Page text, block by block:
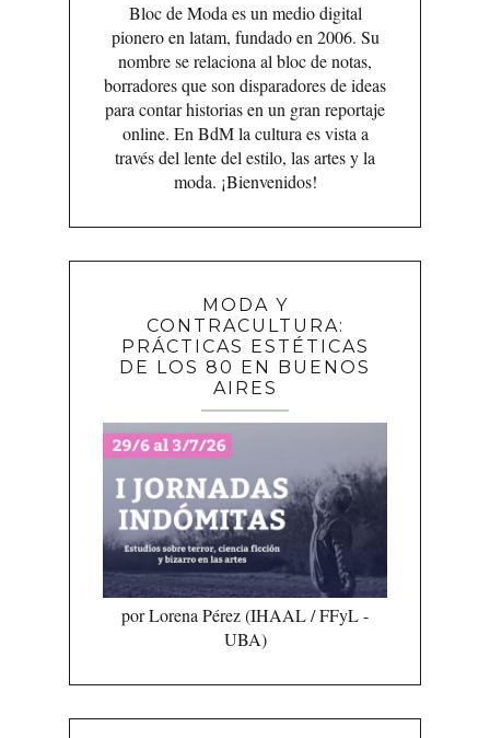
Bloc de Moda es un medio digital
pionero en latam, fundado en 2006. Su
nombre se relaciona al bloc de notas,
borradores que son disparadores de ideas
para contar historias en un gran reportaje
online. En BdM la cultura es vista a
través del lente del estilo, las artes y la
moda. ¡Bienvenidos!
MODA Y
CONTRACULTURA:
PRÁCTICAS ESTÉTICAS
DE LOS 80 EN BUENOS
AIRES
por Lorena Pérez (IHAAL / FFyL -
UBA)